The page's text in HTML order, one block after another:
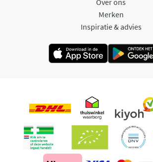
Merken
Inspiratie & advies